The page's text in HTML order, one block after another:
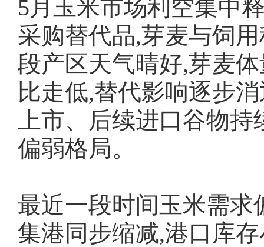
5月玉米市场利空集中
采购替代品,芽麦与饲
段产区天气晴好,芽麦
比走低,替代影响逐步
上市、后续进口谷物持
偏弱格局。
最近一段时间玉米需求
集港同步缩减,港口库